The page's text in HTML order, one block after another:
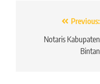
Navigasi Previous:
Notaris Kabupaten
Bintan